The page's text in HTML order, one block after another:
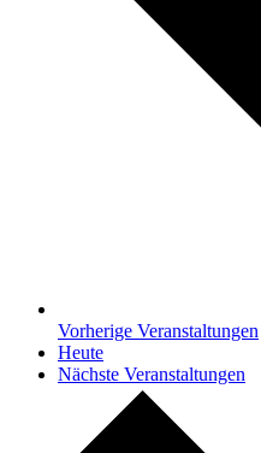
Vorherige Veranstaltungen
Heute
Nächste Veranstaltungen